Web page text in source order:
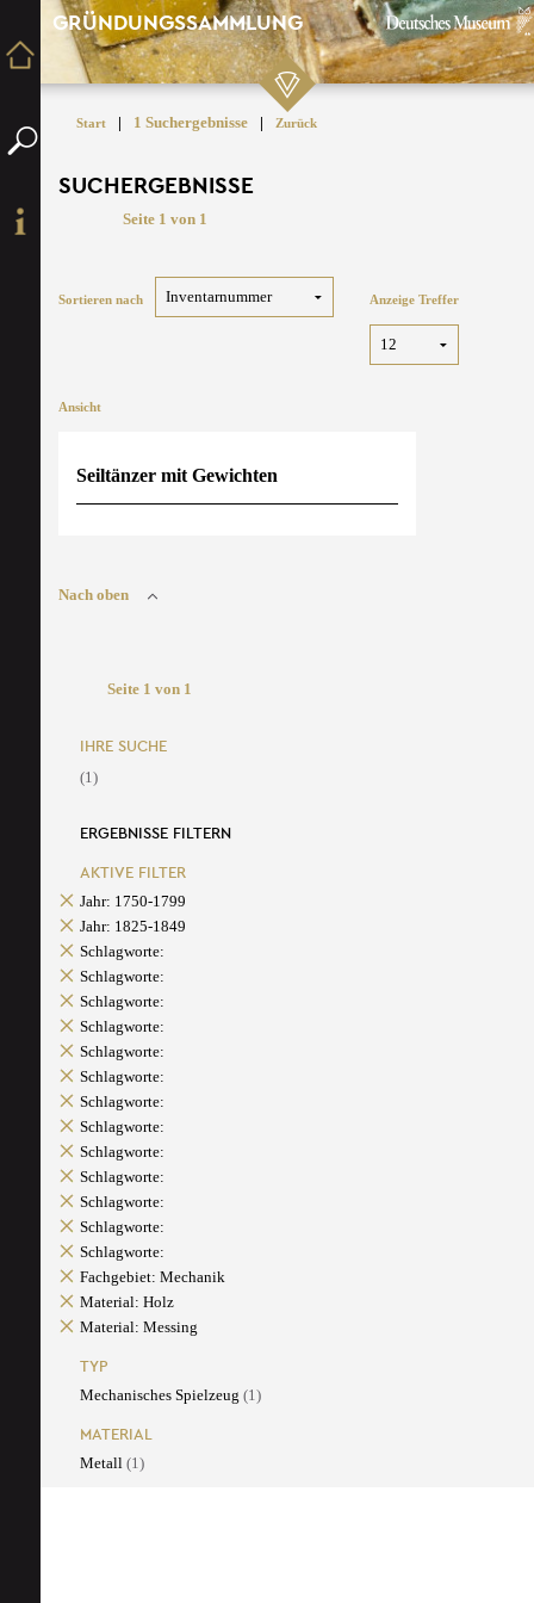
GRÜNDUNGSSAMMLUNG
Start | 1 Suchergebnisse | Zurück
SUCHERGEBNISSE
Seite 1 von 1
Sortieren nach Anzeige Treffer
Ansicht
Seiltänzer mit Gewichten
Nach oben
Seite 1 von 1
IHRE SUCHE
(1)
ERGEBNISSE FILTERN
AKTIVE FILTER
Jahr: 1750-1799
Jahr: 1825-1849
Schlagworte:
Schlagworte:
Schlagworte:
Schlagworte:
Schlagworte:
Schlagworte:
Schlagworte:
Schlagworte:
Schlagworte:
Schlagworte:
Schlagworte:
Schlagworte:
Schlagworte:
Fachgebiet: Mechanik
Material: Holz
Material: Messing
TYP
Mechanisches Spielzeug (1)
MATERIAL
Metall (1)